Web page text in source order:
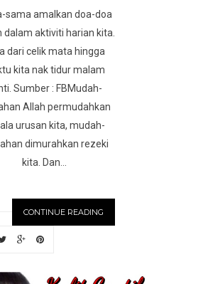
sama amalkan doa-doa
dalam aktiviti harian kita.
dari celik mata hingga
kita nak tidur malam
Sumber : FBMudah-
Allah permudahkan
urusan kita, mudah-
dimurahkan rezeki
kita. Dan...
CONTINUE READING